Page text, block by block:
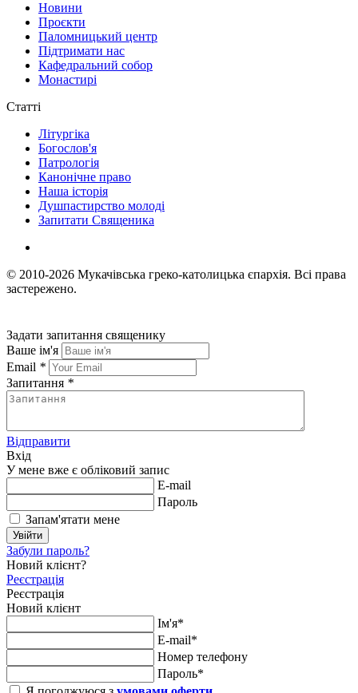
Новини
Проєкти
Паломницький центр
Підтримати нас
Кафедральний собор
Монастирі
Статті
Літургіка
Богослов'я
Патрологія
Канонічне право
Наша історія
Душпастирство молоді
Запитати Священика
© 2010-2026 Мукачівська греко-католицька єпархія. Всі права
застережено.
Задати запитання священику
Ваше ім'я
Email *
Запитання *
Відправити
Вхід
У мене вже є обліковий запис
E-mail
Пароль
Запам'ятати мене
Увійти
Забули пароль?
Новий клієнт?
Реєстрація
Реєстрація
Новий клієнт
Ім'я*
E-mail*
Номер телефону
Пароль*